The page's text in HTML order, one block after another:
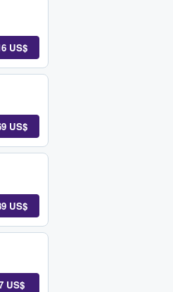
US$
US$
US$
US$